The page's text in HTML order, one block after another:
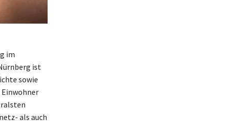
im
ist
sowie
als auch